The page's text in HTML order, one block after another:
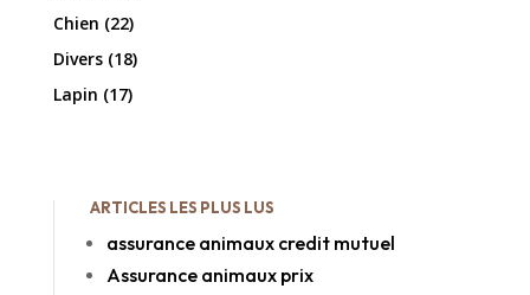
Chien (22)
Divers(18)
Lapin (17)
ARTICLES LES PLUS LUS
assurance animaux credit mutuel
Assurance animaux prix